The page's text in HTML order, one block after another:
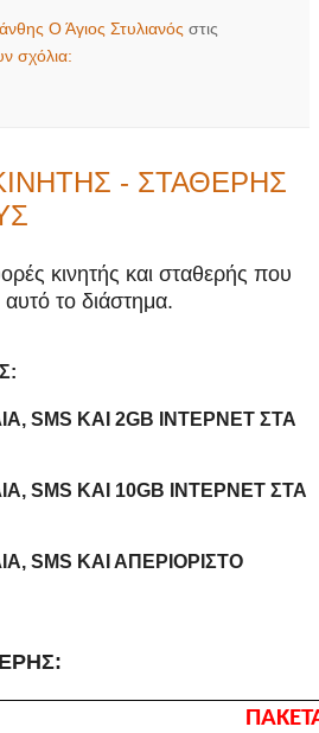
Ο Άγιος Στυλιανός στις
σχόλια:
- ΣΤΑΘΕΡΗΣ
κινητής και σταθερής που
το διάστημα.
SMS ΚΑΙ 2GB ΙΝΤΕΡΝΕΤ ΣΤΑ
SMS ΚΑΙ 10GB ΙΝΤΕΡΝΕΤ ΣΤΑ
SMS ΚΑΙ ΑΠΕΡΙΟΡΙΣΤΟ